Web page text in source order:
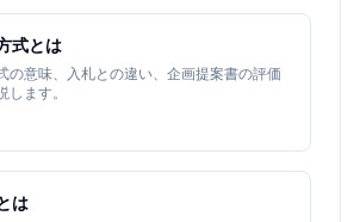
式とは
の意味、入札との違い、企画提案書の評価
します。
は